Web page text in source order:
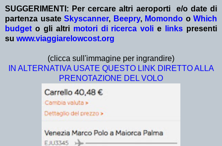
SUGGERIMENTI: Per cercare altri aeroporti e/o date di
partenza usate Skyscanner, Beepry, Momondo o Which
budget o gli altri motori di ricerca voli e links presenti
su www.viaggiarelowcost.org
(clicca sull'immagine per ingrandire)
IN ALTERNATIVA USATE QUESTO LINK DIRETTO ALLA
PRENOTAZIONE DEL VOLO